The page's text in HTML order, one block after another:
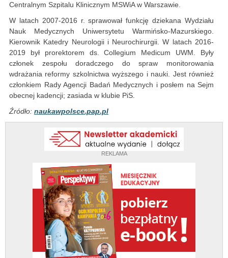
REKLAMA
Centralnym Szpitalu Klinicznym MSWiA w Warszawie.
W latach 2007-2016 r. sprawował funkcję dziekana Wydziału
Nauk Medycznych Uniwersytetu Warmińsko-Mazurskiego.
Kierownik Katedry Neurologii i Neurochirurgii. W latach 2016-
2019 był prorektorem ds. Collegium Medicum UWM. Były
członek zespołu doradczego do spraw monitorowania
wdrażania reformy szkolnictwa wyższego i nauki. Jest również
członkiem Rady Agencji Badań Medycznych i posłem na Sejm
obecnej kadencji; zasiada w klubie PiS.
Źródło: naukawpolsce.pap.pl